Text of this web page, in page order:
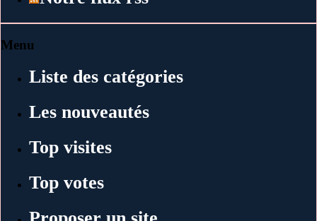
Menu
Liste des catégories
Les nouveautés
Top visites
Top votes